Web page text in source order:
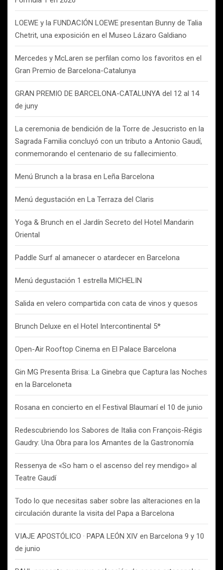
LOEWE y la FUNDACIÓN LOEWE presentan Bunny de Talia
Chetrit, una exposición en el Museo Lázaro Galdiano
Mercedes y McLaren se perfilan como los favoritos en el
Gran Premio de Barcelona-Catalunya
GRAN PREMIO DE BARCELONA-CATALUNYA del 12 al 14
de juny
La ceremonia de bendición de la Torre de Jesucristo en la
Sagrada Familia concluyó con un tributo a Antonio Gaudí,
conmemorando el centenario de su fallecimiento.
Menú Brunch a la brasa en Leña Barcelona
Menú degustación en La Terraza del Claris
Yoga & Brunch en el Jardín Secreto del Hotel Mandarin
Oriental
Paddle Surf al amanecer o atardecer en Barcelona
Menú degustación 1 estrella MICHELIN
Salida en velero compartida con cata de vinos y quesos
Brunch Deluxe en el Hotel Intercontinental 5*
Open-Air Rooftop Cinema en El Palace Barcelona
Gin MG Presenta Brisa: La Ginebra que Captura las Noches
en la Barceloneta
Rosana en concierto en el Festival Blaumarí el 10 de junio
Redescubriendo los Sabores de Italia con François-Régis
Gaudry: Una Obra para los Amantes de la Gastronomía
Ressenya de «So ham o el ascenso del rey mendigo» al
Teatre Gaudí
Todo lo que necesitas saber sobre las alteraciones en la
circulación durante la visita del Papa a Barcelona
VIAJE APOSTÓLICO · PAPA LEÓN XIV en Barcelona 9 y 10
de junio